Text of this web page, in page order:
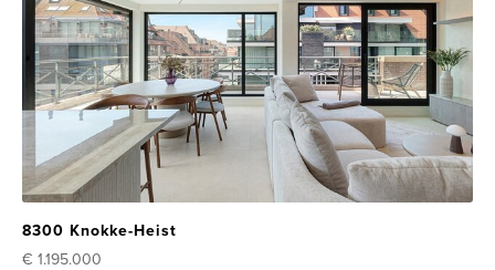
8300 Knokke-Heist
€ 1.195.000